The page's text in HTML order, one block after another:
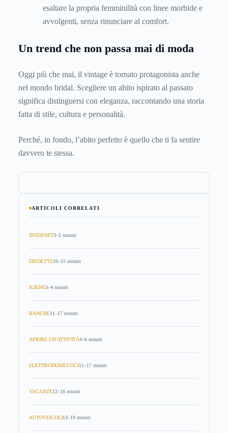
esaltare la propria femminilità con linee morbide e
avvolgenti, senza rinunciare al comfort.
Un trend che non passa mai di moda
Oggi più che mai, il vintage è tornato protagonista anche
nel mondo bridal. Scegliere un abito ispirato al passato
significa distinguersi con eleganza, raccontando una storia
fatta di stile, cultura e personalità.
Perché, in fondo, l’abito perfetto è quello che ti fa sentire
davvero te stessa.
ARTICOLI CORRELATI
INTERNET3–5 minuti
DISDETTE10–15 minuti
IGIENE3–4 minuti
BANCHE11–17 minuti
APRIRE UN'ATTIVITÀ4–6 minuti
ELETTRODOMESTICI11–17 minuti
VACANZE12–18 minuti
AUTOVEICOLI13–19 minuti